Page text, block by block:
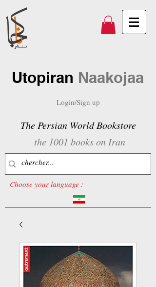
Utopiran Naakojaa
Login/Sign up
The Persian World Bookstore
the 1001 books on Iran
Choose your language :